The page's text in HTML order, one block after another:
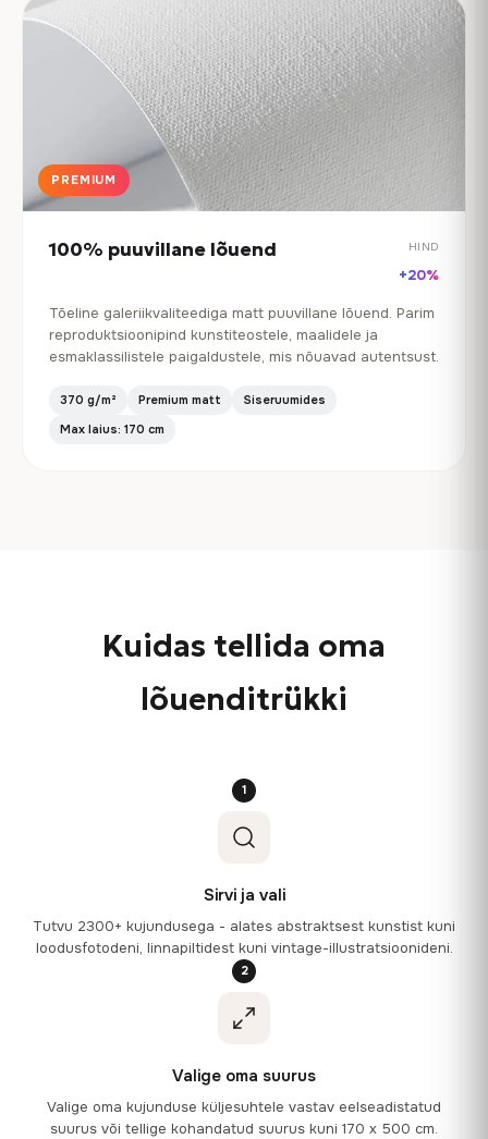
PREMIUM
100% puuvillane lõuend HIND
+20%
Tõeline galeriikvaliteediga matt puuvillane lõuend. Parim
reproduktsioonipind kunstiteostele, maalidele ja
esmaklassilistele paigaldustele, mis nõuavad autentsust.
370 g/m² Premium matt
Siseruumides
Max laius: 170 cm
Kuidas tellida oma
lõuenditrükki
1
Sirvi ja vali
Tutvu 2300+ kujundusega - alates abstraktsest kunstist kuni
loodusfotodeni, linnapiltidest kuni vintage-illustratsioonideni.
2
Valige oma suurus
Valige oma kujunduse küljesuhtele vastav eelseadistatud
suurus või tellige kohandatud suurus kuni 170 x 500 cm.